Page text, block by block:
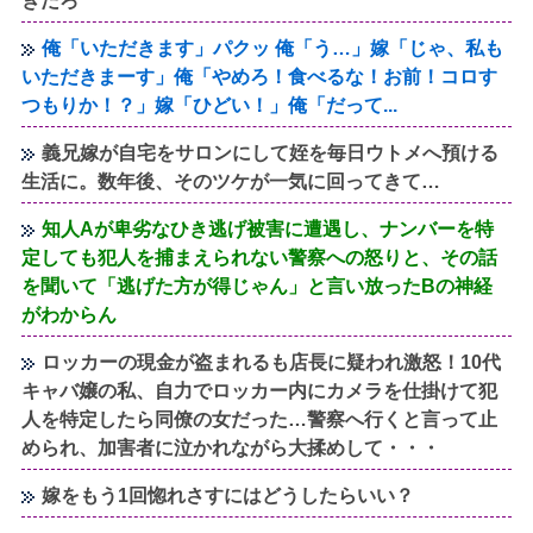
俺「いただきます」パクッ 俺「う…」嫁「じゃ、私も
いただきまーす」俺「やめろ！食べるな！お前！コロす
つもりか！？」嫁「ひどい！」俺「だって...
義兄嫁が自宅をサロンにして姪を毎日ウトメへ預ける
生活に。数年後、そのツケが一気に回ってきて…
知人Aが卑劣なひき逃げ被害に遭遇し、ナンバーを特
定しても犯人を捕まえられない警察への怒りと、その話
を聞いて「逃げた方が得じゃん」と言い放ったBの神経
がわからん
ロッカーの現金が盗まれるも店長に疑われ激怒！10代
キャバ嬢の私、自力でロッカー内にカメラを仕掛けて犯
人を特定したら同僚の女だった…警察へ行くと言って止
められ、加害者に泣かれながら大揉めして・・・
嫁をもう1回惚れさすにはどうしたらいい？